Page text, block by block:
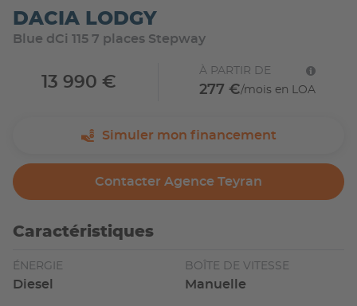
DACIA LODGY
Blue dCi 115 7 places Stepway
13 990 €
À PARTIR DE
277 €/mois en LOA
Simuler mon financement
Contacter Agence Teyran
Caractéristiques
ÉNERGIE
Diesel
BOÎTE DE VITESSE
Manuelle